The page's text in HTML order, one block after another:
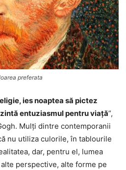
preferata
ies noaptea să pictez
entuziasmul pentru viață”,
Mulţi dintre contemporanii
nu utiliza culorile, în tablourile
dar, pentru el, lumea
perspective, alte forme pe